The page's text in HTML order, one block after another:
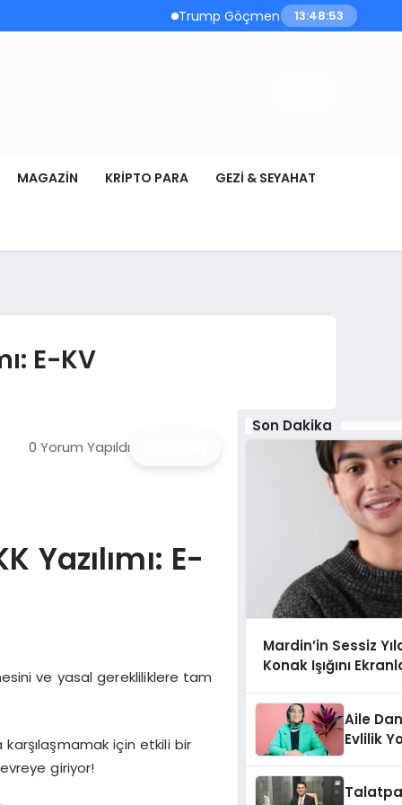
Trump Göçmen Kamyon Şoförleri
13:48:54
MAGAZIN KRIPTO PARA GEZI & SEYAHAT
E-KV
0 Yorum Yapıldı
Yazılımı: E-
ve yasal gerekliliklere tam
karşılaşmamak için etkili bir
giriyor!
Son Dakika
Mardin’in Sessiz
Konak Işığını
Aile
Evlilik